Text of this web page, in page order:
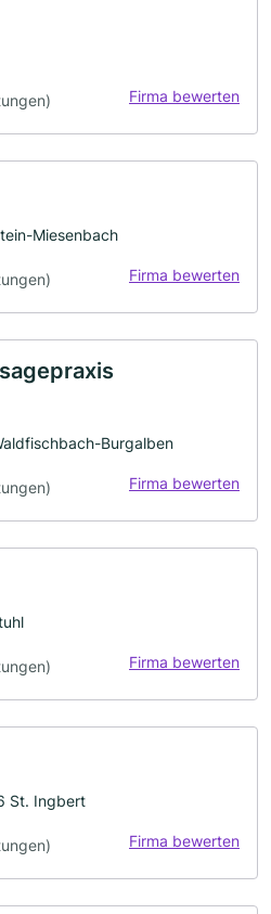
Firma bewerten
Miesenbach
Firma bewerten
Burgalben
Firma bewerten
Firma bewerten
St. Ingbert
Firma bewerten